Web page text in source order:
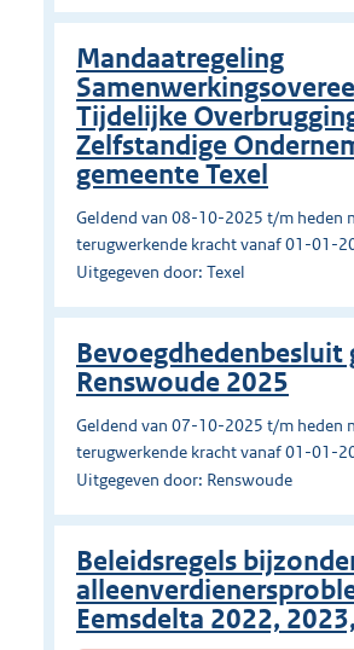
Mandaatregeling
Tijdelijke
Zelfstandige
gemeente Texel
Geldend van 08-10-2025 t/m heden
terugwerkende kracht vanaf 01-01-
Uitgegeven door: Texel
Bevoegdhedenbesluit
Renswoude 2025
Geldend van 07-10-2025 t/m heden
terugwerkende kracht vanaf 01-01-
Uitgegeven door: Renswoude
Beleidsregels
Eemsdelta 2022,